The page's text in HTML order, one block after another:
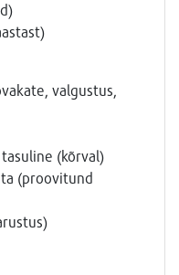
valgustus,
(kõrval)
(proovitund